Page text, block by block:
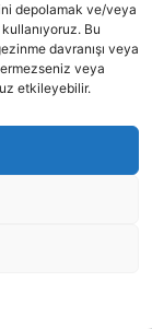
depolamak ve/veya
Bu
davranışı veya
veya
etkileyebilir.